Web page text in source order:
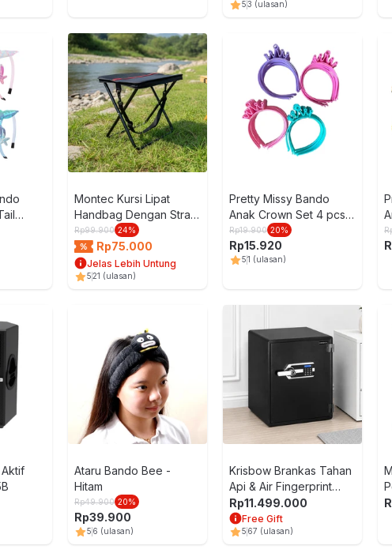
53 (ulasan)
Montec Kursi Lipat
Handbag Dengan Strap
- Hitam
Rp99.900 24%
Rp75.000
Jelas Lebih Untung
521 (ulasan)
Pretty Missy Bando
Anak Crown Set 4 pcs
Random
Rp19.900 20%
Rp15.920
51 (ulasan)
Ataru Bando Bee -
Hitam
Rp49.900 20%
Rp39.900
5 6 (ulasan)
Krisbow Brankas Tahan
Api & Air Fingerprint
53x48.3x61 cm
FP3503F - Hitam
Rp11.499.000
Free Gift
5 67 (ulasan)